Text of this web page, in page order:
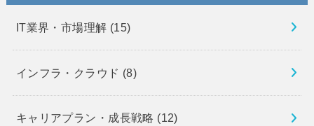
IT業界・市場理解 (15)
インフラ・クラウド (8)
キャリアプラン・成長戦略 (12)